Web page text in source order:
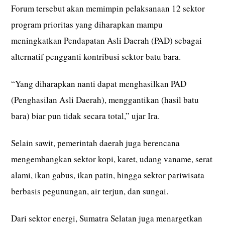
Forum tersebut akan memimpin pelaksanaan 12 sektor
program prioritas yang diharapkan mampu
meningkatkan Pendapatan Asli Daerah (PAD) sebagai
alternatif pengganti kontribusi sektor batu bara.
“Yang diharapkan nanti dapat menghasilkan PAD
(Penghasilan Asli Daerah), menggantikan (hasil batu
bara) biar pun tidak secara total,” ujar Ira.
Selain sawit, pemerintah daerah juga berencana
mengembangkan sektor kopi, karet, udang vaname, serat
alami, ikan gabus, ikan patin, hingga sektor pariwisata
berbasis pegunungan, air terjun, dan sungai.
Dari sektor energi, Sumatra Selatan juga menargetkan